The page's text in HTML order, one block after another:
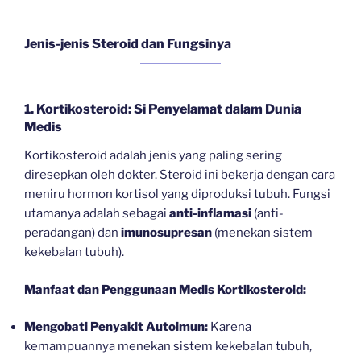
Jenis-jenis Steroid dan Fungsinya
1. Kortikosteroid: Si Penyelamat dalam Dunia
Medis
Kortikosteroid adalah jenis yang paling sering
diresepkan oleh dokter. Steroid ini bekerja dengan cara
meniru hormon kortisol yang diproduksi tubuh. Fungsi
utamanya adalah sebagai anti-inflamasi (anti-
peradangan) dan imunosupresan (menekan sistem
kekebalan tubuh).
Manfaat dan Penggunaan Medis Kortikosteroid:
Mengobati Penyakit Autoimun: Karena
kemampuannya menekan sistem kekebalan tubuh,